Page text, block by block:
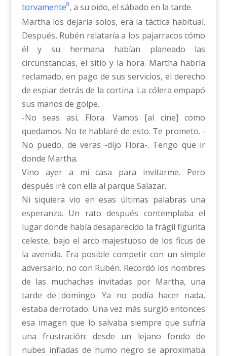
torvamente8, a su oído, el sábado en la tarde.
Martha los dejaría solos, era la táctica habitual.
Después, Rubén relataría a los pajarracos cómo
él y su hermana habían planeado las
circunstancias, el sitio y la hora. Martha habría
reclamado, en pago de sus servicios, el derecho
de espiar detrás de la cortina. La cólera empapó
sus manos de golpe.
-No seas así, Flora. Vamos [al cine] como
quedamos. No te hablaré de esto. Te prometo. -
No puedo, de veras -dijo Flora-. Tengo que ir
donde Martha.
Vino ayer a mi casa para invitarme. Pero
después iré con ella al parque Salazar.
Ni siquiera vio en esas últimas palabras una
esperanza. Un rato después contemplaba el
lugar donde había desaparecido la frágil figurita
celeste, bajo el arco majestuoso de los ficus de
la avenida. Era posible competir con un simple
adversario, no con Rubén. Recordó los nombres
de las muchachas invitadas por Martha, una
tarde de domingo. Ya no podía hacer nada,
estaba derrotado. Una vez más surgió entonces
esa imagen que lo salvaba siempre que sufría
una frustración: desde un lejano fondo de
nubes infladas de humo negro se aproximaba